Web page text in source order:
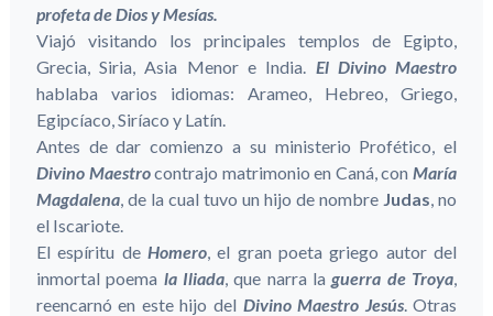
profeta de Dios y Mesías.
Viajó visitando los principales templos de Egipto,
Grecia, Siria, Asia Menor e India. El Divino Maestro
hablaba varios idiomas: Arameo, Hebreo, Griego,
Egipcíaco, Siríaco y Latín.
Antes de dar comienzo a su ministerio Profético, el
Divino Maestrocontrajo matrimonio en Caná, conMaría
Magdalena, de la cual tuvo un hijo de nombre Judas, no
el Iscariote.
El espíritu de Homero, el gran poeta griego autor del
inmortal poema la Iliada, que narra laguerra de Troya,
reencarnó en este hijo del Divino Maestro Jesús. Otras